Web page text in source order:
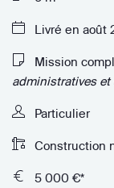
Livré en août
Mission
administratives et
Particulier
Construction
5 000 €*